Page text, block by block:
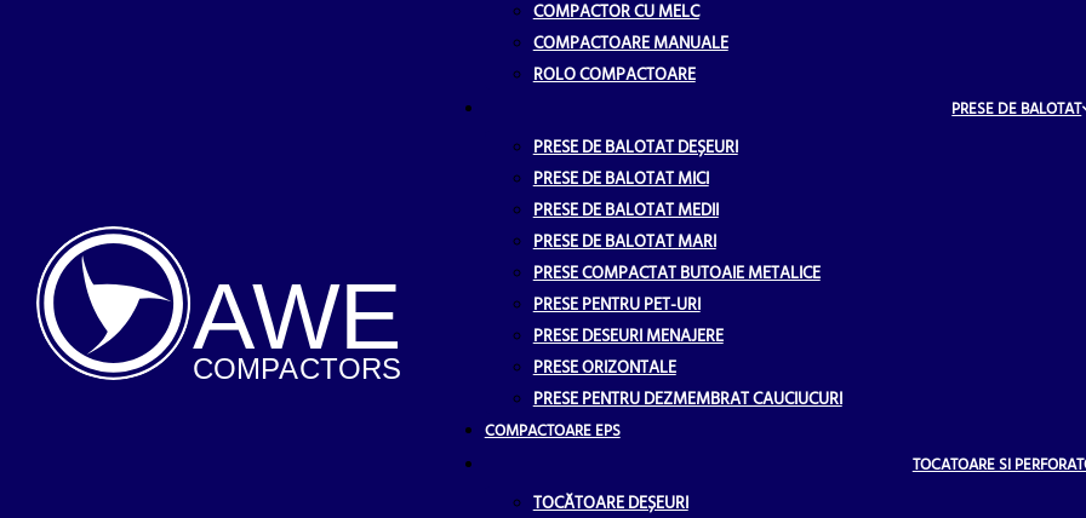
A WE
COMP ACTORS
COMPACTOR CU MELC
COMPACTOARE MANUALE
ROLO COMPACTOARE
PRESE DE BALOTAT
PRESE DE BALOTAT DEȘEURI
PRESE DE BALOTAT MICI
PRESE DE BALOTAT MEDII
PRESE DE BALOTAT MARI
PRESE COMPACTAT BUTOAIE METALICE
PRESE PENTRU PET-URI
PRESE DESEURI MENAJERE
PRESE ORIZONTALE
PRESE PENTRU DEZMEMBRAT CAUCIUCURI
COMPACTOARE EPS
TOCATOARE SI
TOCĂTOARE DEȘEURI